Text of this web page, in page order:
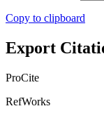
Copy to clipboard
Export
ProCite
RefWorks